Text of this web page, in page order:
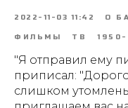
2022-11-03 11:42 О
ФИЛЬМЫ ТВ 1950-
"Я отправил ему
приписал:
слишком